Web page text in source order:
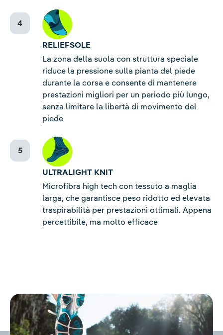
RELIEFSOLE
La zona della suola con struttura speciale
riduce la pressione sulla pianta del piede
durante la corsa e consente di mantenere
prestazioni migliori per un periodo più lungo,
senza limitare la libertà di movimento del
piede
ULTRALIGHT KNIT
Microfibra high tech con tessuto a maglia
larga, che garantisce peso ridotto ed elevata
traspirabilità per prestazioni ottimali. Appena
percettibile, ma molto efficace